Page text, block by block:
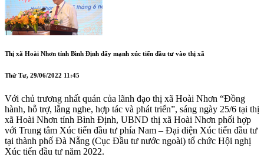
Thị xã Hoài Nhơn tỉnh Bình Định đẩy mạnh xúc tiến đầu tư vào thị xã
Thứ Tư, 29/06/2022 11:45
Với chủ trương nhất quán của lãnh đạo thị xã Hoài Nhơn “Đồng
hành, hỗ trợ, lắng nghe, hợp tác và phát triển”, sáng ngày 25/6 tại thị
xã Hoài Nhơn tỉnh Bình Định, UBND thị xã Hoài Nhơn phối hợp
với Trung tâm Xúc tiến đầu tư phía Nam – Đại diện Xúc tiến đầu tư
tại thành phố Đà Nẵng (Cục Đầu tư nước ngoài) tổ chức Hội nghị
Xúc tiến đầu tư năm 2022.